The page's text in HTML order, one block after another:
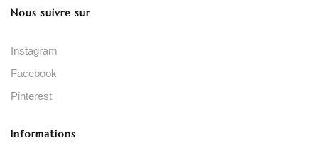
Nous suivre sur
Instagram
Facebook
Pinterest
Informations